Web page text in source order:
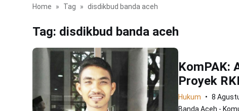
Home Tag disdikbud banda aceh
Tag: disdikbud banda aceh
KomPAK:
Proyek
Hukum
8
Banda Aceh -